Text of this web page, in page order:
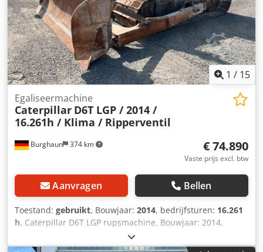
1 / 15
Burghaun 374 km
Egaliseermachine
Caterpillar D6T LGP / 2014 /
16.261h / Klima / Ripperventil
€ 74.890
Vaste prijs excl. btw
Aanvragen Bellen
Toestand: gebruikt, Bouwjaar: 2014, bedrijfsturen: 16.261
h, Caterpillar D6T LGP rupsmachine, Bouwjaar: 2014,
Bedrijfsuren: 16.261 uur, Laatste onderhoud bij 16.013
uur, Onderwagen: 65%, Motor: CAT [169kW/230pk],